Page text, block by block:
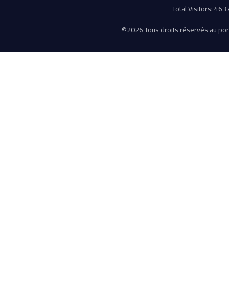
Total Visitors:
©2026 Tous droits réservés au